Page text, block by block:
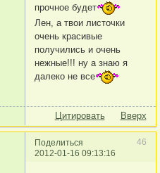
прочное будет
Лен, а твои листочки
очень красивые
получились и очень
нежные!!! ну а знаю я
далеко не все
Цитировать Вверх
Поделиться
46
2012-01-16 09:13:16